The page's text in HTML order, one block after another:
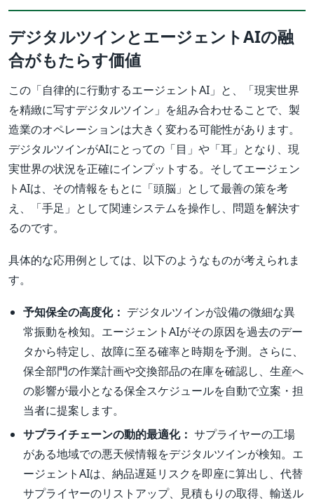
デジタルツインとエージェントAIの融
合がもたらす価値
この「自律的に行動するエージェントAI」と、「現実世界
を精緻に写すデジタルツイン」を組み合わせることで、製
造業のオペレーションは大きく変わる可能性があります。
デジタルツインがAIにとっての「目」や「耳」となり、現
実世界の状況を正確にインプットする。そしてエージェン
トAIは、その情報をもとに「頭脳」として最善の策を考
え、「手足」として関連システムを操作し、問題を解決す
るのです。
具体的な応用例としては、以下のようなものが考えられま
す。
予知保全の高度化： デジタルツインが設備の微細な異
常振動を検知。エージェントAIがその原因を過去のデー
タから特定し、故障に至る確率と時期を予測。さらに、
保全部門の作業計画や交換部品の在庫を確認し、生産へ
の影響が最小となる保全スケジュールを自動で立案・担
当者に提案します。
サプライチェーンの動的最適化： サプライヤーの工場
がある地域での悪天候情報をデジタルツインが検知。エ
ージェントAIは、納品遅延リスクを即座に算出し、代替
サプライヤーのリストアップ、見積もりの取得、輸送ル